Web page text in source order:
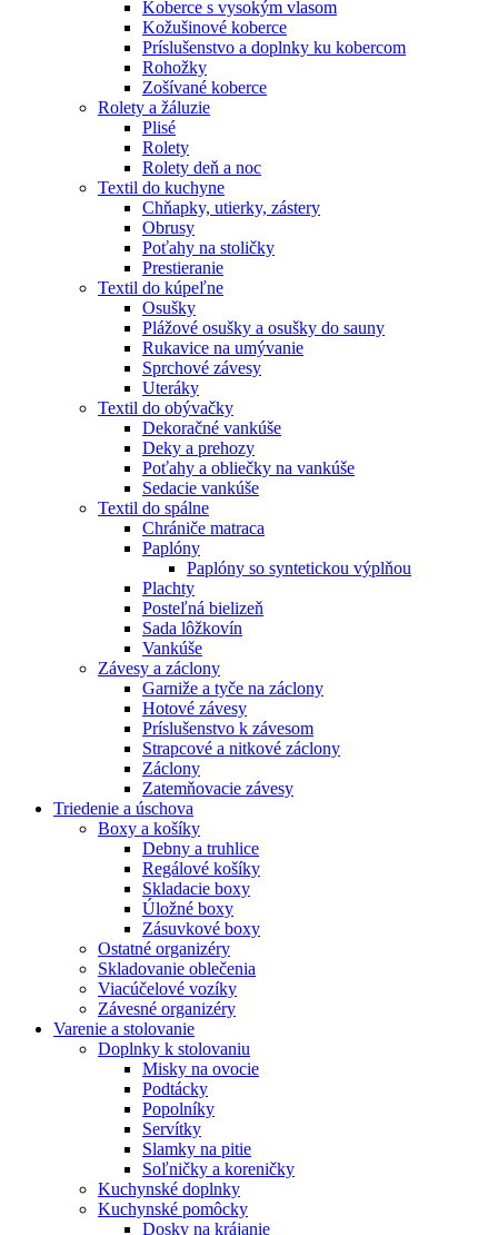
Koberce s vysokým vlasom
Kožušinové koberce
Príslušenstvo a doplnky ku kobercom
Rohožky
Zošívané koberce
Rolety a žáluzie
Plisé
Rolety
Rolety deň a noc
Textil do kuchyne
Chňapky, utierky, zástery
Obrusy
Poťahy na stoličky
Prestieranie
Textil do kúpeľne
Osušky
Plážové osušky a osušky do sauny
Rukavice na umývanie
Sprchové závesy
Uteráky
Textil do obývačky
Dekoračné vankúše
Deky a prehozy
Poťahy a obliečky na vankúše
Sedacie vankúše
Textil do spálne
Chrániče matraca
Paplóny
Paplóny so syntetickou výplňou
Plachty
Posteľná bielizeň
Sada lôžkovín
Vankúše
Závesy a záclony
Garniže a tyče na záclony
Hotové závesy
Príslušenstvo k závesom
Strapcové a nitkové záclony
Záclony
Zatemňovacie závesy
Triedenie a úschova
Boxy a košíky
Debny a truhlice
Regálové košíky
Skladacie boxy
Úložné boxy
Zásuvkové boxy
Ostatné organizéry
Skladovanie oblečenia
Viacúčelové vozíky
Závesné organizéry
Varenie a stolovanie
Doplnky k stolovaniu
Misky na ovocie
Podtácky
Popolníky
Servítky
Slamky na pitie
Soľničky a koreničky
Kuchynské doplnky
Kuchynské pomôcky
Dosky na krájanie